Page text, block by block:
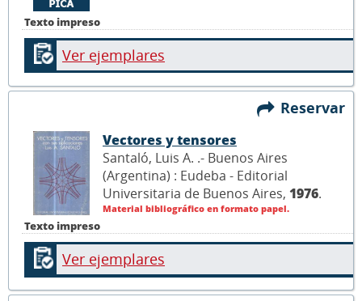
Texto impreso
Ver ejemplares
Reservar
Texto impreso
Vectores y tensores
Santaló, Luis A. .- Buenos Aires
(Argentina) : Eudeba - Editorial
Universitaria de Buenos Aires, 1976.
Material bibliográfico en formato papel.
Ver ejemplares